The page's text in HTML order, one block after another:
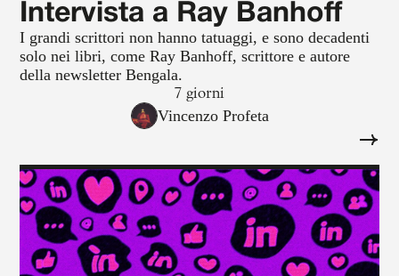
Intervista a Ray Banhoff
I grandi scrittori non hanno tatuaggi, e sono decadenti
solo nei libri, come Ray Banhoff, scrittore e autore
della newsletter Bengala.
7 giorni
Vincenzo Profeta